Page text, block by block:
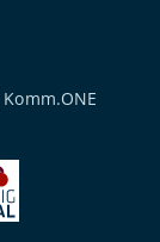
Komm.ONE